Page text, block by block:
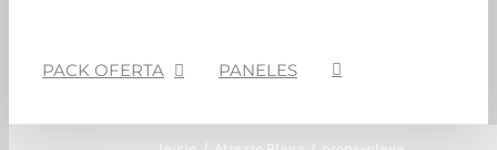
PACK OFERTA PANELES